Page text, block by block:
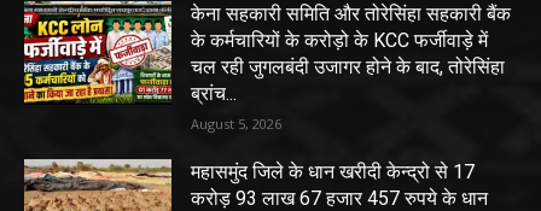
केना सहकारी समिति और तोरेसिंहा सहकारी बैंक
के कर्मचारियों के करोड़ो के KCC फर्जीवाड़े में
चल रही जुगलबंदी उजागर होने के बाद, तोरेसिंहा
ब्रांच...
August 5, 2026
महासमुंद जिले के धान खरीदी केन्द्रो से 17
करोड़ 93 लाख 67 हजार 457 रुपये के धान